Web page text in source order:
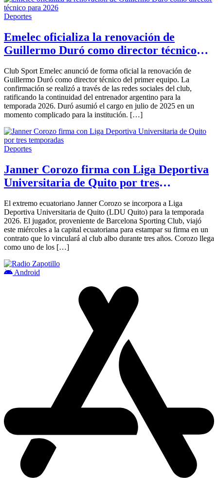
Deportes
Emelec oficializa la renovación de
Guillermo Duró como director técnico
Club Sport Emelec anunció de forma oficial la renovación de
Guillermo Duró como director técnico del primer equipo. La
confirmación se realizó a través de las redes sociales del club,
ratificando la continuidad del entrenador argentino para la
temporada 2026. Duró asumió el cargo en julio de 2025 en un
momento complicado para la institución. […]
Deportes
Janner Corozo firma con Liga Deportiva
Universitaria de Quito por tres
El extremo ecuatoriano Janner Corozo se incorpora a Liga
Deportiva Universitaria de Quito (LDU Quito) para la temporada
2026. El jugador, proveniente de Barcelona Sporting Club, viajó
este miércoles a la capital ecuatoriana para estampar su firma en un
contrato que lo vinculará al club albo durante tres años. Corozo llega
como uno de los […]
Android